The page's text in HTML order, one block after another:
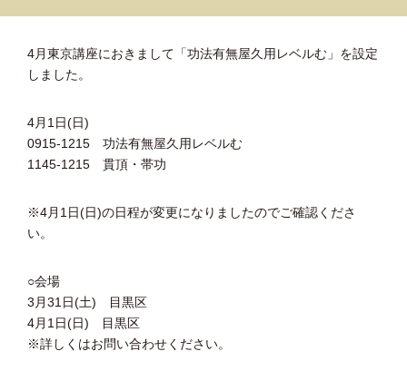
4月東京講座におきまして「功法有無屋久用レベルむ」を設定
しました。
4月1日(日)
0915-1215 功法有無屋久用レベルむ
1145-1215 貫頂・帯功
※4月1日(日)の日程が変更になりましたのでご確認くださ
い。
○会場
3月31日(土) 目黒区
4月1日(日) 目黒区
※詳しくはお問い合わせください。